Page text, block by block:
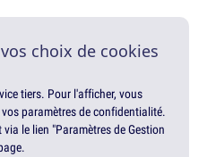
choix de cookies
tiers. Pour l'afficher, vous
paramètres de confidentialité.
le lien "Paramètres de Gestion